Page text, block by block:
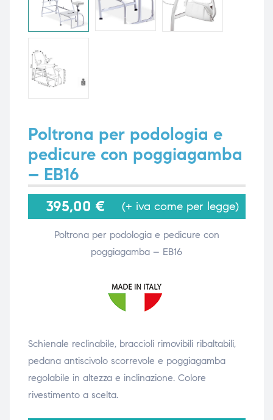
Poltrona per podologia e
pedicure con poggiagamba
– EB16
395,00 € (+ iva come per legge)
Poltrona per podologia e pedicure con
poggiagamba – EB16
Schienale reclinabile, braccioli rimovibili ribaltabili,
pedana antiscivolo scorrevole e poggiagamba
regolabile in altezza e inclinazione. Colore
rivestimento a scelta.